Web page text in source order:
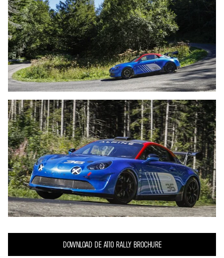
DOWNLOAD DE A110 RALLY BROCHURE